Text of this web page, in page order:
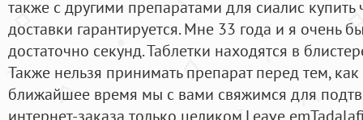
также с другими препаратами для сиалис
доставки гарантируется. Мне 33 года и я очень
достаточно секунд. Таблетки находятся в
Также нельзя принимать препарат перед тем, как
ближайшее время мы с вами свяжимся для
интернет-заказа только целиком.Leave